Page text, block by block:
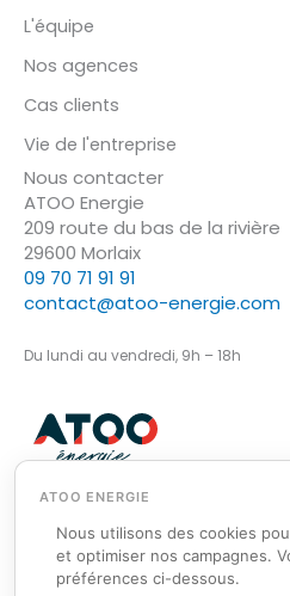
L'équipe
Nos agences
Cas clients
Vie de l'entreprise
Nous contacter
ATOO Energie
209 route du bas de la rivière
29600 Morlaix
09 70 71 91 91
contact@atoo-energie.com
Du lundi au vendredi, 9h – 18h
© ATOO
Nous utilisons des cookies
et optimiser nos campagnes.
préférences ci-dessous.